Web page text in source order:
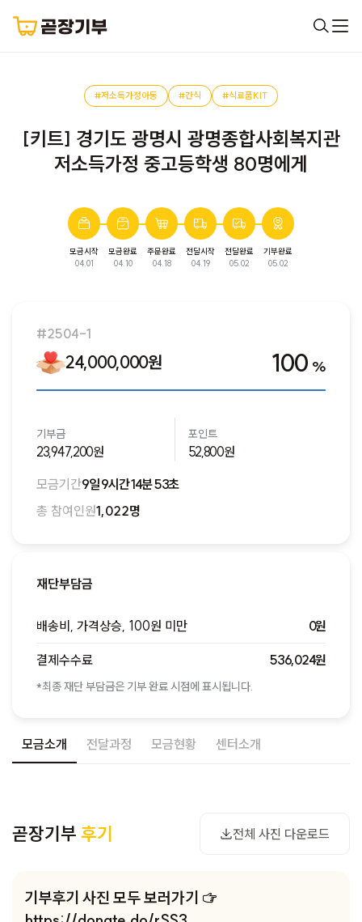
#저소득가정아동 #간식 #식료품KIT
[키트] 경기도 광명시 광명종합사회복지관
저소득가정 중고등학생 80명에게
모금시작
04.01
모금완료
04.10
주문완료
04.18
전달시작
04.19
전달완료
05.02
기부완료
05.02
모금소개 전달과정 모금현황 센터소개
곧장기부 후기 전체 사진 다운로드
사진 다운로드
기부후기 사진 모두 보러가기 ☞
완료된 모금입니다. 다음 모금에서 만나요!
#2504-1
24,000,000원 100 %
기부금
23,947,200원
포인트
52,800원
모금기간9일 9시간 14분 53초
총 참여인원1,022명
재단부담금
배송비, 가격상승, 100원 미만 0원
결제수수료 536,024원
*최종 재단 부담금은 기부 완료 시점에 표시됩니다.